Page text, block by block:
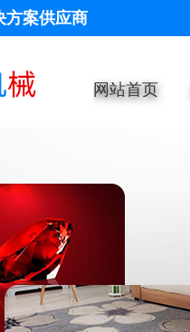
方案供应商
网站首页